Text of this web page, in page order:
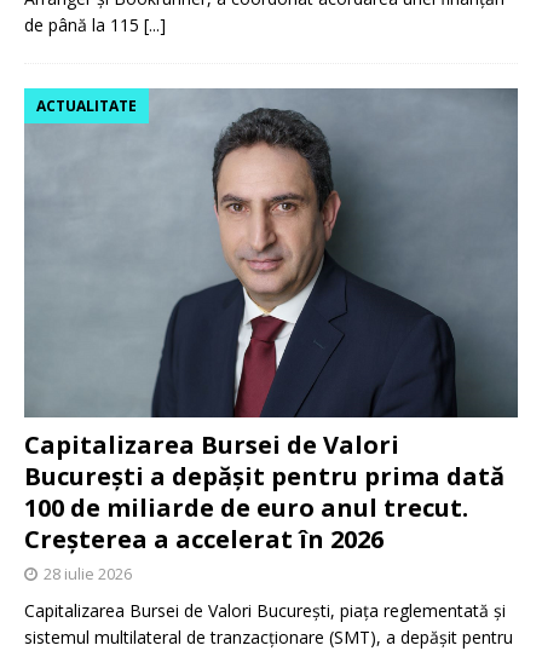
de până la 115 [...]
Capitalizarea Bursei de Valori
București a depășit pentru prima dată
100 de miliarde de euro anul trecut.
Creșterea a accelerat în 2026
ACTUALITATE
28 iulie 2026
Capitalizarea Bursei de Valori București, piața reglementată și
sistemul multilateral de tranzacționare (SMT), a depășit pentru